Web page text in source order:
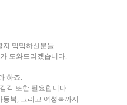
지 막막하신분들
도와드리겠습니다
하죠
각 또한 필요합니다.
동복 , 그리고 여성복까지...